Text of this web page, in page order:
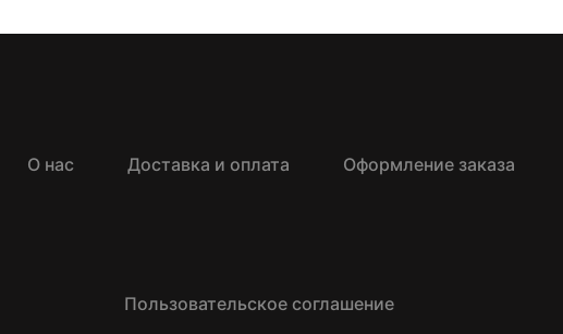
О нас Доставка и оплата Оформление заказа
Пользовательское соглашение